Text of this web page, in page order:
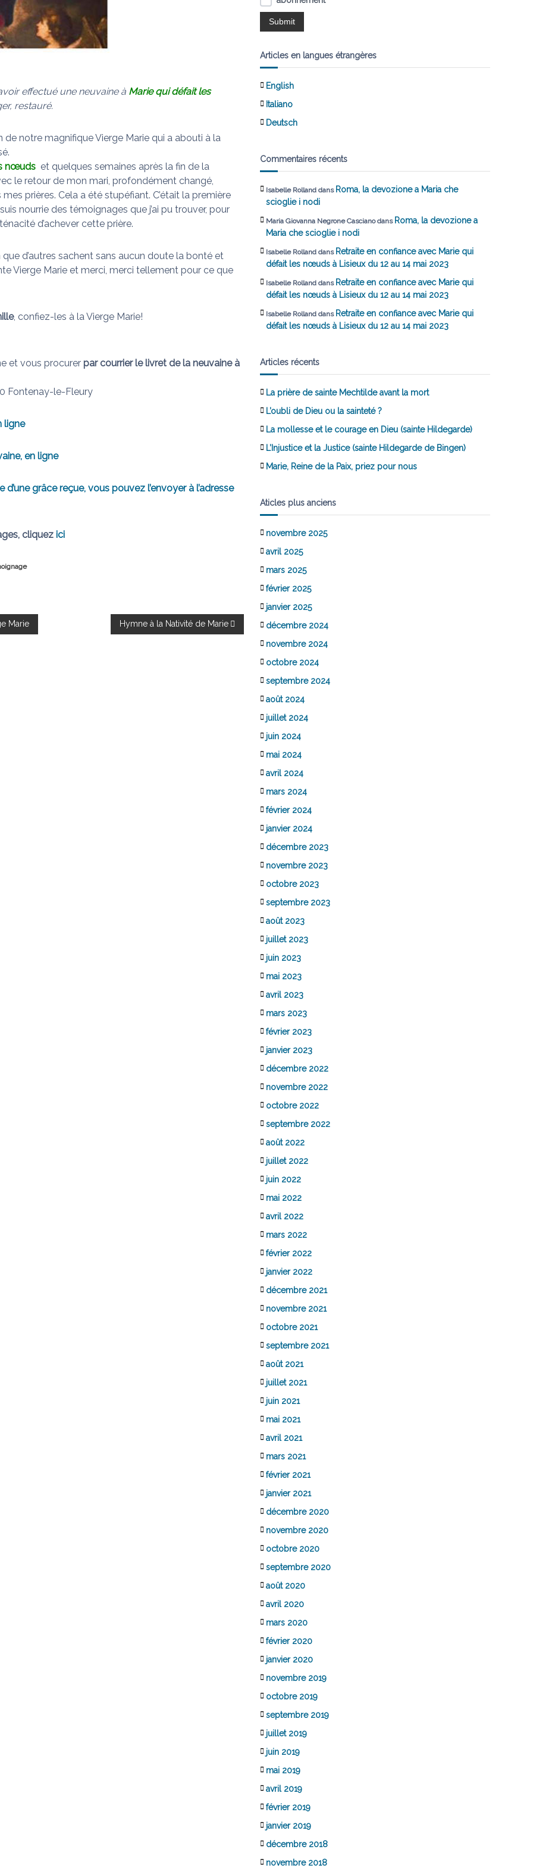
effectué une neuvaine à Marie qui défait les
restauré.
de notre magnifique Vierge Marie qui a abouti à la
nœuds et quelques semaines après la fin de la
le retour de mon mari, profondément changé,
prières. Cela a été stupéfiant. C’était la première
nourrie des témoignages que j’ai pu trouver, pour
d’achever cette prière.
d’autres sachent sans aucun doute la bonté et
Vierge Marie et merci, merci tellement pour ce que
, confiez-les à la Vierge Marie!
et vous procurer par courrier le livret de la neuvaine à
Fontenay-le-Fleury
ligne
en ligne
grâce reçue, vous pouvez l’envoyer à l’adresse
cliquez ici
Marie Hymne à la Nativité de Marie
Articles en langues étrangères
English
Italiano
Deutsch
Commentaires récents
Isabelle Rolland dans Roma, la devozione a Maria che
scioglie i nodi
Maria Giovanna Negrone Cascianodans Roma, la devozione a
Maria che scioglie i nodi
Isabelle Rolland dans Retraite en confiance avec Marie qui
défait les nœuds à Lisieux du 12 au 14 mai 2023
Isabelle Rolland dans Retraite en confiance avec Marie qui
défait les nœuds à Lisieux du 12 au 14 mai 2023
Isabelle Rolland dans Retraite en confiance avec Marie qui
défait les nœuds à Lisieux du 12 au 14 mai 2023
Articles récents
La prière de sainte Mechtilde avant la mort
L’oubli de Dieu ou la sainteté ?
La mollesse et le courage en Dieu (sainte Hildegarde)
L’Injustice et la Justice (sainte Hildegarde de Bingen)
Marie, Reine de la Paix, priez pour nous
Aticles plus anciens
novembre 2025
avril 2025
mars 2025
février 2025
janvier 2025
décembre 2024
novembre 2024
octobre 2024
septembre 2024
août 2024
juillet 2024
juin 2024
mai 2024
avril 2024
mars 2024
février 2024
janvier 2024
décembre 2023
novembre 2023
octobre 2023
septembre 2023
août 2023
juillet 2023
juin 2023
mai 2023
avril 2023
mars 2023
février 2023
janvier 2023
décembre 2022
novembre 2022
octobre 2022
septembre 2022
août 2022
juillet 2022
juin 2022
mai 2022
avril 2022
mars 2022
février 2022
janvier 2022
décembre 2021
novembre 2021
octobre 2021
septembre 2021
août 2021
juillet 2021
juin 2021
mai 2021
avril 2021
mars 2021
février 2021
janvier 2021
décembre 2020
novembre 2020
octobre 2020
septembre 2020
août 2020
avril 2020
mars 2020
février 2020
janvier 2020
novembre 2019
octobre 2019
septembre 2019
juillet 2019
juin 2019
mai 2019
avril 2019
février 2019
janvier 2019
décembre 2018
novembre 2018